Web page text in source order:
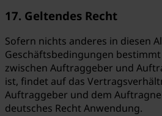
17. Geltendes Recht
Sofern nichts anderes in diesen
Geschäftsbedingungen
zwischen Auftraggeber und
ist, findet auf das
Auftraggeber und dem
deutsches Recht Anwendung.